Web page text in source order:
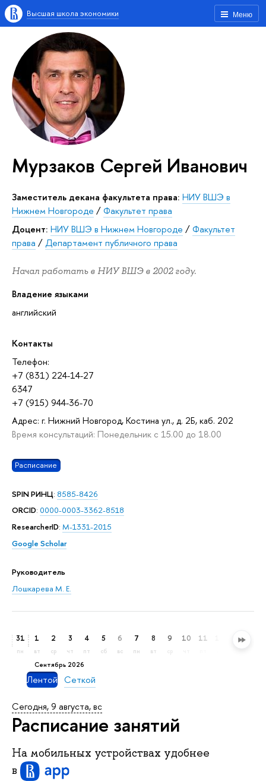
Меню
Высшая школа экономики
Мурзаков Сергей Иванович
Заместитель декана факультета права: НИУ ВШЭ в
Нижнем Новгороде /Факультет права
Доцент: НИУ ВШЭ в Нижнем Новгороде /Факультет
права /Департамент публичного права
Начал работать в НИУ ВШЭ в 2002 году.
Владение языками
английский
Контакты
Телефон:
+7 (831) 224-14-27
6347
+7 (915) 944-36-70
Адрес: г. Нижний Новгород, Костина ул., д. 2Б, каб. 202
Время консультаций: Понедельник с 15.00 до 18.00
Расписание
SPIN РИНЦ: 8585-8426
ORCID: 0000-0003-3362-8518
ResearcherID: M-1331-2015
Google Scholar
Руководитель
Лошкарева М. Е.
31
пн
сентябрь 2026
1
вт
2
ср
3
чт
4
пт
5
сб
6
вс
7
пн
8
вт
9 10 11 13
Лентой Сеткой
Сегодня, 9 августа, вс
Расписание занятий
На мобильных устройствах удобнее
в